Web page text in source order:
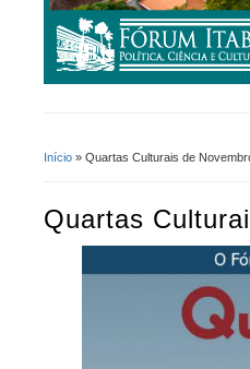
Início » Quartas Culturais de
Quartas